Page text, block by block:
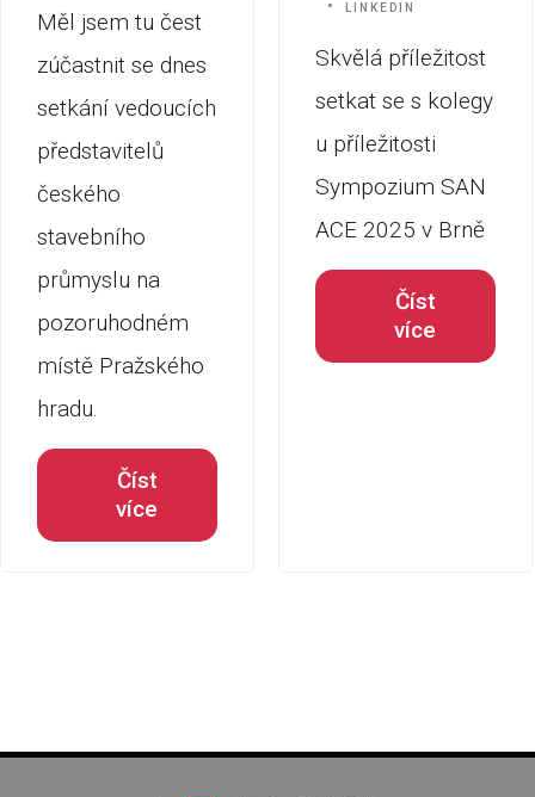
Měl jsem tu čest
zúčastnit se dnes
setkání vedoucích
představitelů
českého
stavebního
průmyslu na
pozoruhodném
místě Pražského
hradu.
Číst
více
LINKEDIN
Skvělá příležitost
setkat se s kolegy
u příležitosti
Sympozium SAN
ACE 2025 v Brně
Číst
více